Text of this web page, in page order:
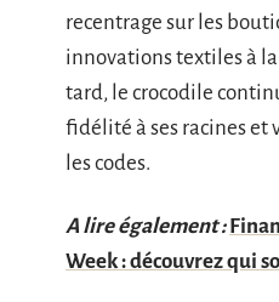
recentrage sur les
innovations textiles à
tard, le crocodile
fidélité à ses racines et
les codes.
A lire également :
Week : découvrez qui